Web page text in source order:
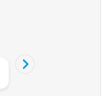
15:10